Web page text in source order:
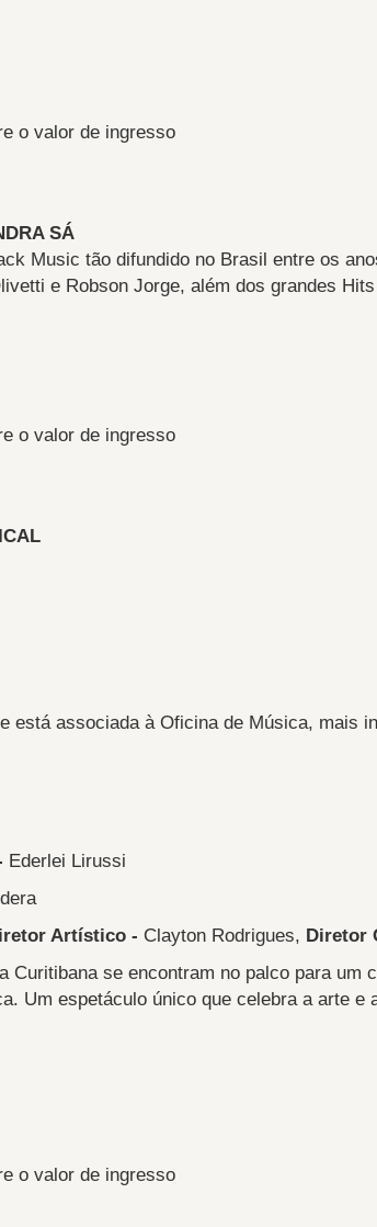
o valor de ingresso
SÁ
Music tão difundido no Brasil entre os
e Robson Jorge, além dos grandes
o valor de ingresso
está associada à Oficina de Música, mais
Ederlei Lirussi
Artístico - Clayton Rodrigues, Diretor
Curitibana se encontram no palco para um
Um espetáculo único que celebra a arte
o valor de ingresso